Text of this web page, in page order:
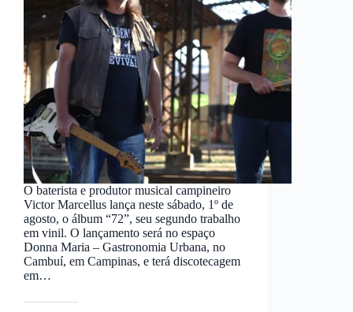
O baterista e produtor musical campineiro
Victor Marcellus lança neste sábado, 1º de
agosto, o álbum “72”, seu segundo trabalho
em vinil. O lançamento será no espaço
Donna Maria – Gastronomia Urbana, no
Cambuí, em Campinas, e terá discotecagem
em…